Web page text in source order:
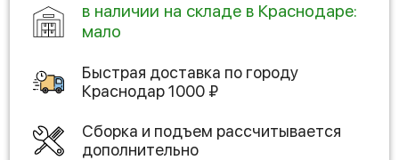
в наличии на складе в Краснодаре:
мало
Быстрая доставка по городу
Краснодар1000 ₽
Сборка и подъем рассчитывается
дополнительно